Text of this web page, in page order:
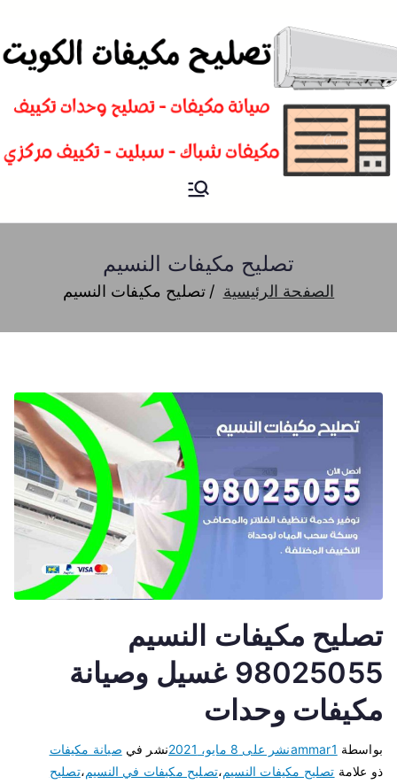
مكيفات
تصليح مكيفات النسيم
الصفحة الرئيسية تصليح مكيفات النسيم
تصليح مكيفات النسيم
98025055 غسيل وصيانة
مكيفات وحدات
بواسطة ammar1نشر على 8 مايو، 2021 نشر في صيانة مكيفات
ذو علامة تصليح مكيفات النسيم،تصليح مكيفات في النسيم،تصليح